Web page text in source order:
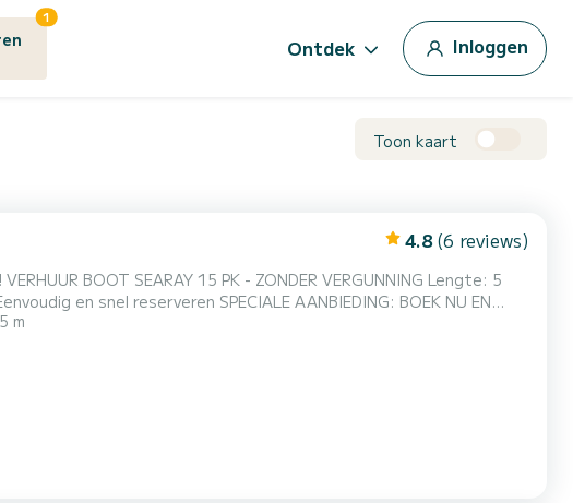
1
Ontdek Inloggen
Toon kaart
4.8 (6 reviews)
5 m